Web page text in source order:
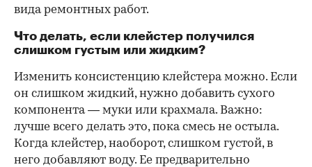
вида ремонтных работ.
Что делать, если клейстер получился
слишком густым или жидким?
Изменить консистенцию клейстера можно. Если
он слишком жидкий, нужно добавить сухого
компонента — муки или крахмала. Важно:
лучше всего делать это, пока смесь не остыла.
Когда клейстер, наоборот, слишком густой, в
него добавляют воду. Ее предварительно